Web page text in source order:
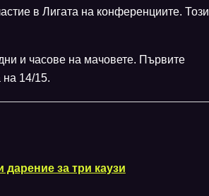
в Лигата на конференциите. Този
и часове на мачовете. Първите
на 14/15.
дарение за три каузи